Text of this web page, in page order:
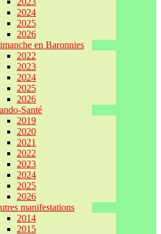
2024
2025
2026
en Baronnies
2022
2023
2024
2025
2026
Santé
2019
2020
2021
2022
2023
2024
2025
2026
manifestations
2014
2015